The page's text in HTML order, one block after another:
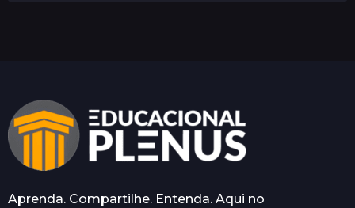
O seu endereço de e-mail não será
publicado.
Campos obrigatórios são
marcados com
Aprenda. Compartilhe. Entenda. Aqui no